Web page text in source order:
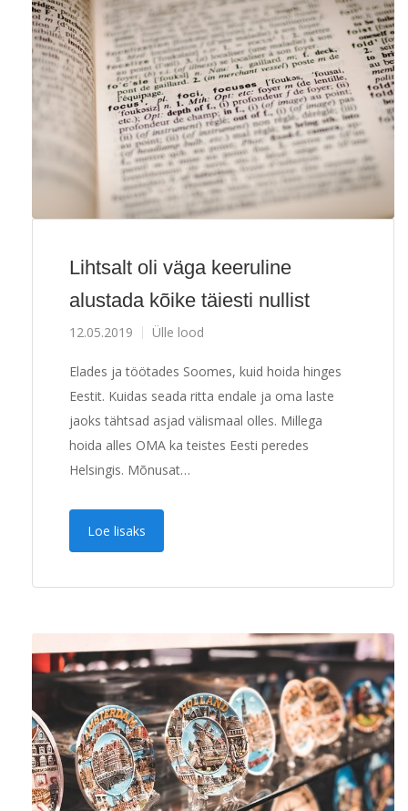
Lihtsalt oli väga keeruline
alustada kõike täiesti nullist
12.05.2019 Ülle lood
Elades ja töötades Soomes, kuid hoida hinges
Eestit. Kuidas seada ritta endale ja oma laste
jaoks tähtsad asjad välismaal olles. Millega
hoida alles OMA ka teistes Eesti peredes
Helsingis. Mõnusat…
Loe lisaks